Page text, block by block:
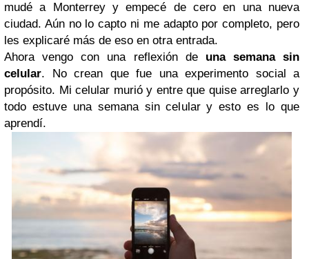
mudé a Monterrey y empecé de cero en una nueva
ciudad. Aún no lo capto ni me adapto por completo, pero
les explicaré más de eso en otra entrada.
Ahora vengo con una reflexión de una semana sin
celular. No crean que fue una experimento social a
propósito. Mi celular murió y entre que quise arreglarlo y
todo estuve una semana sin celular y esto es lo que
aprendí.